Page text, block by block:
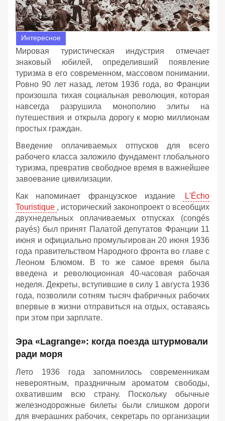
Интересное
Мировая туристическая индустрия отмечает
знаковый юбилей, определивший появление
туризма в его современном, массовом понимании.
Ровно 90 лет назад, летом 1936 года, во Франции
произошла тихая социальная революция, которая
навсегда разрушила монополию элиты на
путешествия и открыла дорогу к морю миллионам
простых граждан.
Введение оплачиваемых отпусков для всего
рабочего класса заложило фундамент глобального
туризма, превратив свободное время в важнейшее
завоевание цивилизации.
Как напоминает французское издание
L'Écho
Touristique , исторический законопроект о всеобщих
двухнедельных оплачиваемых отпусках (congés
payés) был принят Палатой депутатов Франции 11
июня и официально промульгирован 20 июня 1936
года правительством Народного фронта во главе с
Леоном Блюмом. В то же самое время была
введена и революционная 40-часовая рабочая
неделя. Декреты, вступившие в силу 1 августа 1936
года, позволили сотням тысяч фабричных рабочих
впервые в жизни отправиться на отдых, оставаясь
при этом при зарплате.
Эра «Lagrange»: когда поезда штурмовали
ради моря
Лето 1936 года запомнилось современникам
невероятным, праздничным ароматом свободы,
охватившим всю страну. Поскольку обычные
железнодорожные билеты были слишком дороги
для вчерашних рабочих, секретарь по организации